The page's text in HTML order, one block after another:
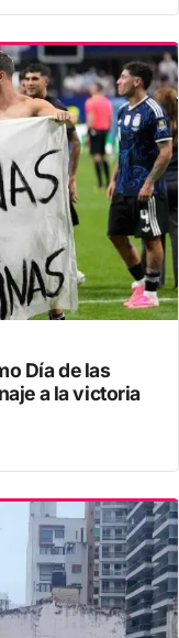
Día de las
a la victoria